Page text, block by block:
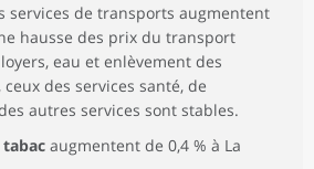
services de transports augmentent
hausse des prix du transport
eau et enlèvement des
des services santé, de
autres services sont stables.
tabac augmentent de 0,4 % à La